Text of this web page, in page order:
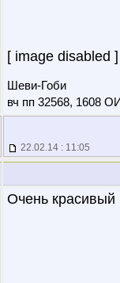
[ image disabled ]
Шеви-Гоби
вч пп 32568, 1608
22.02.14 : 11:05
Очень красивый